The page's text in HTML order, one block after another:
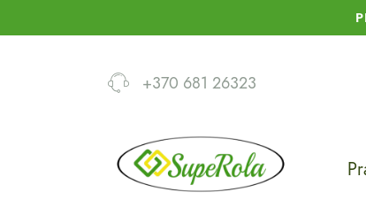
+370 681 26323